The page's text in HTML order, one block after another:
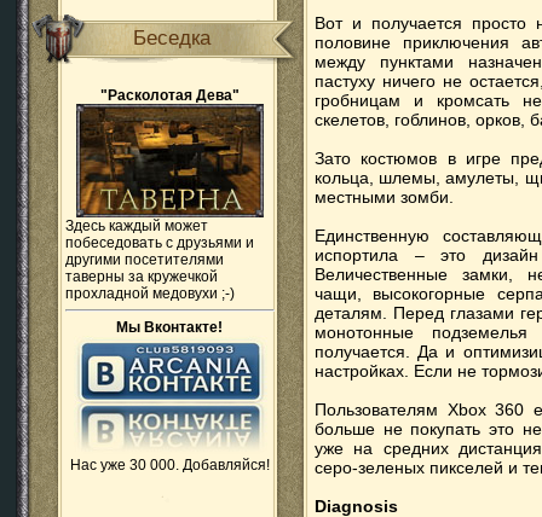
Беседка
"Расколотая Дева"
Здесь каждый может
побеседовать с друзьями и
другими посетителями
таверны за кружечкой
прохладной медовухи ;-)
Мы Вконтакте!
Нас уже 30 000. Добавляйся!
Вот и получается просто
половине приключения
между пунктами
пастуху ничего не
гробницам и кромсать
скелетов, гоблинов, орков,
Зато костюмов в игре
кольца, шлемы, амулеты,
местными зомби.
Единственную
испортила – это
Величественные замки,
чащи, высокогорные
деталям. Перед глазами
монотонные
получается. Да и
настройках. Если не
Пользователям Xbox 360
больше не покупать это
уже на средних
серо-зеленых пикселей и
Diagnosis